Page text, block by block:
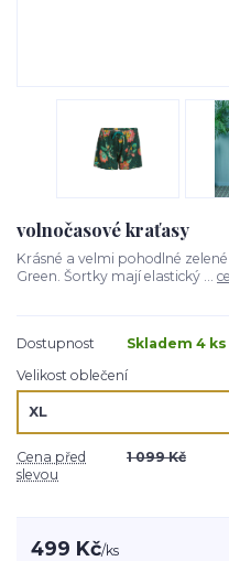
volnočasové kraťasy
Krásné a velmi pohodlné
Green. Šortky mají elastický ...
Dostupnost
Skladem 4 ks
Velikost oblečení
Cena před
slevou
1 099 Kč
499 Kč/ks